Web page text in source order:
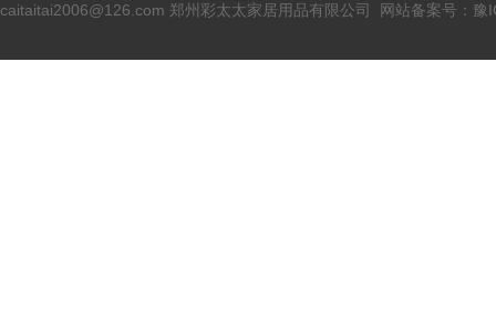
caitaitai2006@126.com 郑州彩太太家居用品有限公司 网站备案号：豫